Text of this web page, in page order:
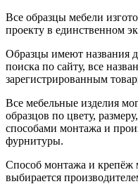
Все образцы мебели
проекту в единственном
Образцы имеют названия
поиска по сайту, все
зарегистрированным
Все мебельные изделия
образцов по цвету,
способами монтажа и
фурнитуры.
Способ монтажа и крепёж
выбирается